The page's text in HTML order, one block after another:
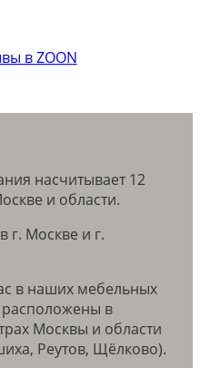
в ZOON
насчитывает 12
и области.
г. Москве и г.
в наших мебельных
расположены в
Москвы и области
Реутов, Щёлково).